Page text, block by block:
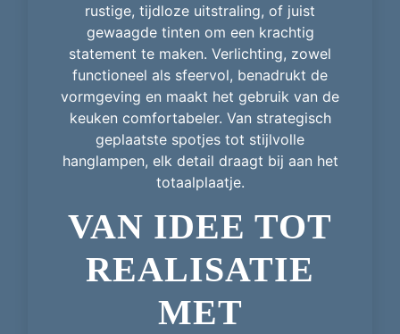
rustige, tijdloze uitstraling, of juist
gewaagde tinten om een krachtig
statement te maken. Verlichting, zowel
functioneel als sfeervol, benadrukt de
vormgeving en maakt het gebruik van de
keuken comfortabeler. Van strategisch
geplaatste spotjes tot stijlvolle
hanglampen, elk detail draagt bij aan het
totaalplaatje.
VAN IDEE TOT
REALISATIE
MET